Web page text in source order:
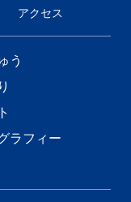
アクセス
う
ラフィー